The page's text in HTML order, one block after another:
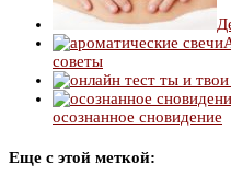
советы
осознанное сновидение
Еще с этой меткой: